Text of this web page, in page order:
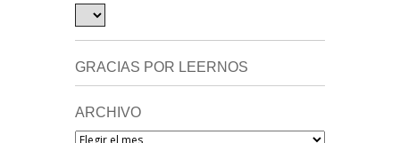
GRACIAS POR LEERNOS
ARCHIVO
Archivo